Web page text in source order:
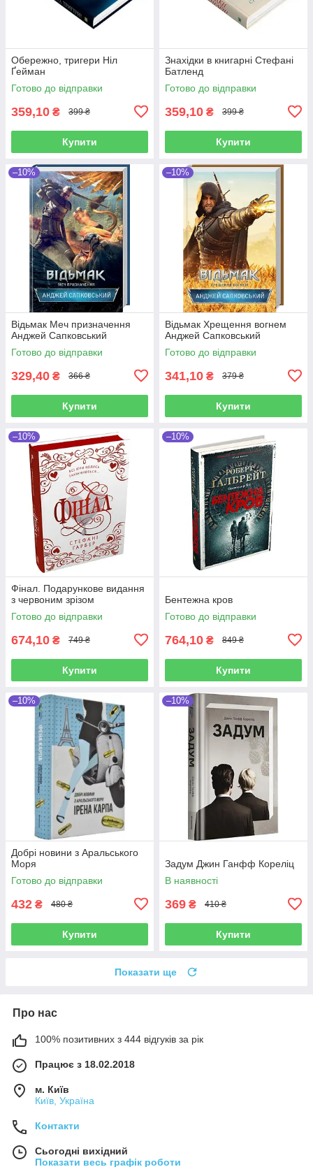
Обережно, тригери Ніл
Ґейман
Готово до відправки
359,10 ₴ 399 ₴
Купити
Знахідки в книгарні Стефані
Батленд
Готово до відправки
359,10 ₴ 399 ₴
Купити
–10%
Відьмак Меч призначення
Анджей Сапковський
Готово до відправки
329,40 ₴ 366 ₴
Купити
–10%
Відьмак Хрещення вогнем
Анджей Сапковський
Готово до відправки
341,10 ₴ 379 ₴
Купити
–10%
Фінал. Подарункове видання
з червоним зрізом
Готово до відправки
674,10 ₴ 749 ₴
Купити
–10%
Бентежна кров
Готово до відправки
764,10 ₴ 849 ₴
Купити
–10%
Добрі новини з Аральського
Моря
Готово до відправки
432 ₴ 480 ₴
Купити
–10%
Задум Джин Ганфф Кореліц
В наявності
369 ₴ 410 ₴
Купити
Показати ще
Про нас
100% позитивних з 444 відгуків за рік
Працює з 18.02.2018
м. Київ
Київ, Україна
Контакти
Сьогодні вихідний
Показати весь графік роботи